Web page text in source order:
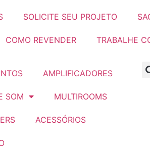
SOLICITE SEU PROJETO
COMO REVENDER TRABALHE
AMPLIFICADORES
SOM MULTIROOMS
ACESSÓRIOS